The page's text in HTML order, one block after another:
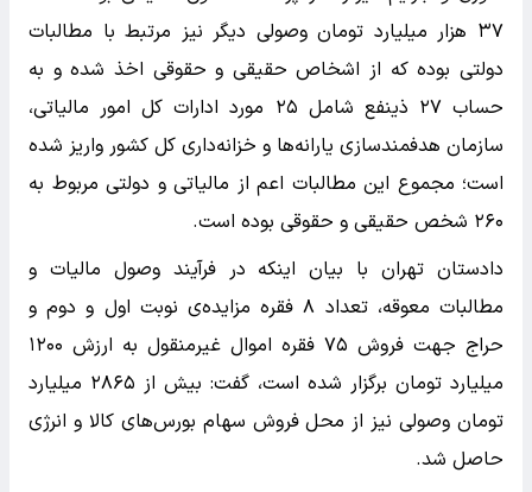
۳۷ هزار میلیارد تومان وصولی دیگر نیز مرتبط با مطالبات
دولتی بوده که از اشخاص حقیقی و حقوقی اخذ شده و به
حساب ۲۷ ذینفع شامل ۲۵ مورد ادارات کل امور مالیاتی،
سازمان هدفمندسازی یارانه‌ها و خزانه‌داری کل کشور واریز شده
است؛ مجموع این مطالبات اعم از مالیاتی و دولتی مربوط به
۲۶۰ شخص حقیقی و حقوقی بوده است.
دادستان تهران با بیان اینکه در فرآیند وصول مالیات و
مطالبات معوقه، تعداد ۸ فقره مزایده‌ی نوبت اول و دوم و
حراج جهت فروش ۷۵ فقره اموال غیرمنقول به ارزش ۱۲۰۰
میلیارد تومان برگزار شده است، گفت: بیش از ۲۸۶۵ میلیارد
تومان وصولی نیز از محل فروش سهام بورس‌های کالا و انرژی
حاصل شد.